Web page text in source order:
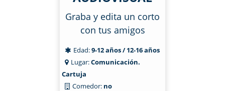
Graba y edita un corto
con tus amigos
Edad:9-12 años / 12-16 años
Lugar:Comunicación.
Cartuja
Comedor: no